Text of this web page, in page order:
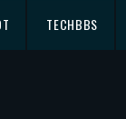
TECHBBS